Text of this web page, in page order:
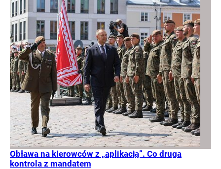
Obława na kierowców z „aplikacją”. Co druga
kontrola z mandatem